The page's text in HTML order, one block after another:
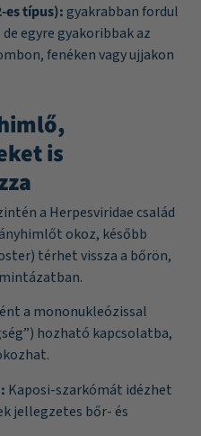
es típus): gyakrabban fordul
egyre gyakoribbak az
fenéken vagy ujjakon
is
a Herpesviridae család
okoz, később
térhet vissza a bőrön,
a mononukleózissal
hozható kapcsolatba,
Kaposi-szarkómát idézhet
jellegzetes bőr- és